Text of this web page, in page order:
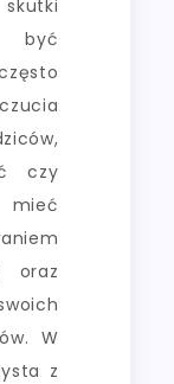
być
czy
oraz
W
z